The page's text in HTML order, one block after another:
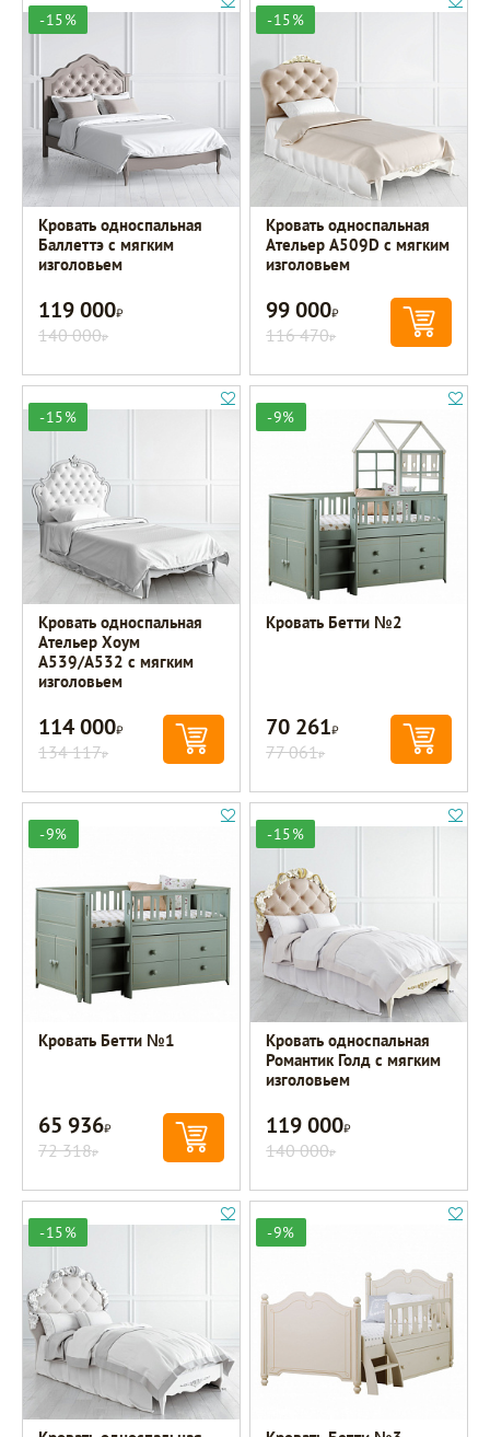
-15%
Кровать односпальная
Баллеттэ с мягким
изголовьем
119 000Р
140 000Р
-15%
Кровать односпальная
Ательер A509D с мягким
изголовьем
99 000Р
116 470Р
-15%
Кровать односпальная
Ательер Хоум
A539/A532 с мягким
изголовьем
114 000Р
134 117Р
-9%
Кровать Бетти №2
70 261Р
77 061Р
-9%
Кровать Бетти №1
65 936Р
72 318Р
-15%
Кровать односпальная
Романтик Голд с мягким
изголовьем
119 000Р
140 000Р
-15% -9%